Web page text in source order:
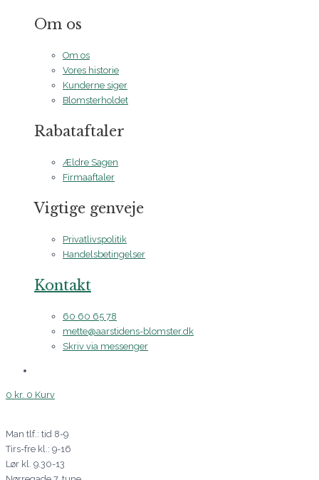
Om os
Om os
Vores historie
Kunderne siger
Blomsterholdet
Rabataftaler
Ældre Sagen
Firmaaftaler
Vigtige genveje
Privatlivspolitik
Handelsbetingelser
Kontakt
60 60 65 78
mette@aarstidens-blomster.dk
Skriv via messenger
0 kr. 0 Kurv
Man tlf.: tid 8-9
Tirs-fre kl.: 9-16
Lør kl. 9.30-13